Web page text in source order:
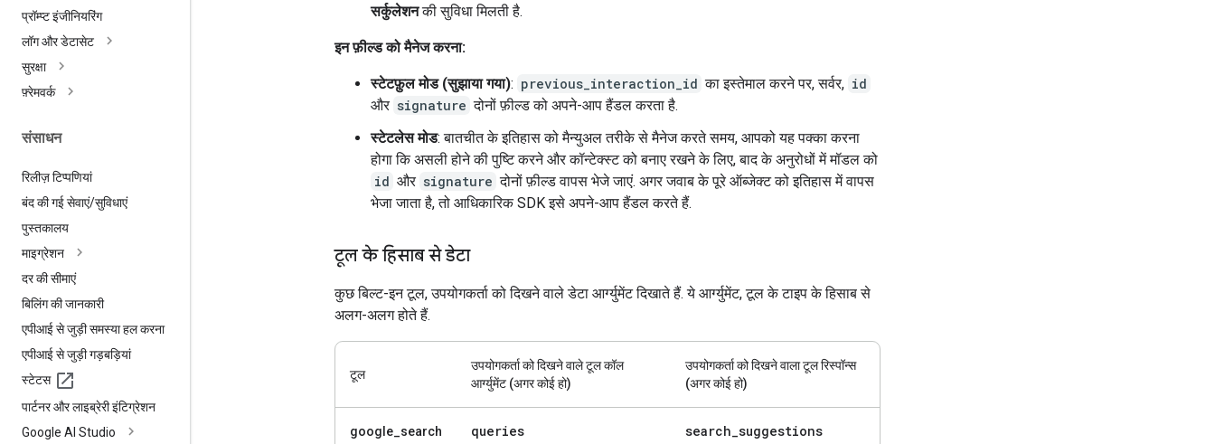
प्रॉम्प्ट इंजीनियरिंग
लॉग और डेटासेट
सुरक्षा
फ़्रेमवर्क
संसाधन
रिलीज़ टिप्पणियां
बंद की गई सेवाएं/सुविधाएं
पुस्तकालय
माइग्रेशन
दर की सीमाएं
बिलिंग की जानकारी
एपीआई से जुड़ी समस्या हल करना
एपीआई से जुड़ी गड़बड़ियां
स्टेटस
पार्टनर और लाइब्रेरी इंटिग्रेशन
Google AI Studio
सर्कुलेशनकी सुविधा मिलती है.
इन फ़ील्ड को मैनेज करना:
स्टेटफ़ुल मोड (सुझाया गया): previous_interaction_id का इस्तेमाल करने पर, सर्वर, id
और signature दोनों फ़ील्ड को अपने-आप हैंडल करता है.
स्टेटलेस मोड: बातचीत के इतिहास को मैन्युअल तरीके से मैनेज करते समय, आपको यह पक्का करना
होगा कि असली होने की पुष्टि करने और कॉन्टेक्स्ट को बनाए रखने के लिए, बाद के अनुरोधों में मॉडल को
id और signature दोनों फ़ील्ड वापस भेजे जाएं. अगर जवाब के पूरे ऑब्जेक्ट को इतिहास में वापस
भेजा जाता है, तो आधिकारिक SDK इसे अपने-आप हैंडल करते हैं.
टूल के हिसाब से डेटा
कुछ बिल्ट-इन टूल, उपयोगकर्ता को दिखने वाले डेटा आर्ग्युमेंट दिखाते हैं. ये आर्ग्युमेंट, टूल के टाइप के हिसाब से
अलग-अलग होते हैं.
टूल
उपयोगकर्ता को दिखने वाले टूल कॉल
आर्ग्युमेंट (अगर कोई हो)
उपयोगकर्ता को दिखने वाला टूल रिस्पॉन्स
(अगर कोई हो)
google_search queries search_suggestions